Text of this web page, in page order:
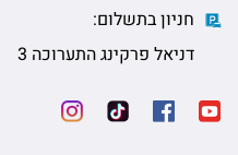
חניון בתשלום:
דניאל פרקינג התערוכה 3